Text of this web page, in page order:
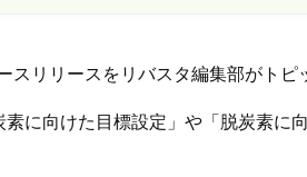
リリースをリバスタ編集部がトピ
に向けた目標設定」や「脱炭素に